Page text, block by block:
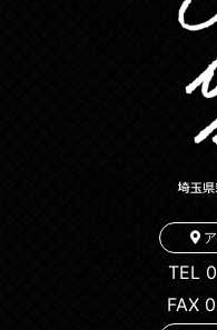
ア
TEL
FAX